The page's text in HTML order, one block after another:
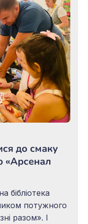
– це
яку він
до смаку
«Арсенал
бібліотека
потужного
разом». І